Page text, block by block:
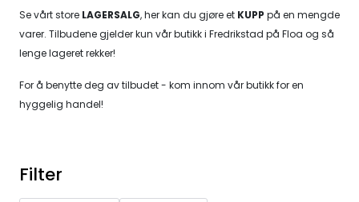
Se vårt store LAGERSALG, her kan du gjøre et KUPP på en mengde
varer. Tilbudene gjelder kun vår butikk i Fredrikstad på Floa og så
lenge lageret rekker!
For å benytte deg av tilbudet - kom innom vår butikk for en
hyggelig handel!
Filter